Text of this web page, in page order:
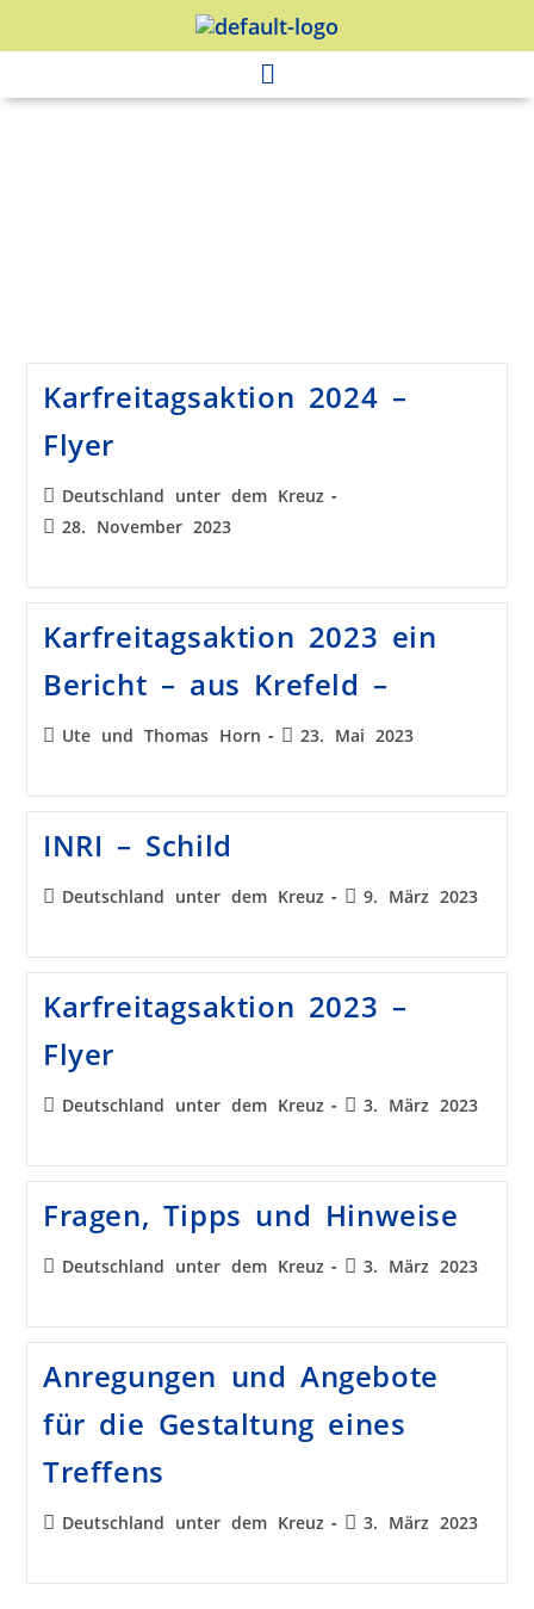
Karfreitagsaktion 2024 –
Flyer
Deutschland unter dem Kreuz
28. November 2023
Karfreitagsaktion 2023 ein
Bericht – aus Krefeld –
Ute und Thomas Horn 23. Mai 2023
INRI – Schild
Deutschland unter dem Kreuz 9. März 2023
Karfreitagsaktion 2023 –
Flyer
Deutschland unter dem Kreuz 3. März 2023
Fragen, Tipps und Hinweise
Deutschland unter dem Kreuz 3. März 2023
Anregungen und Angebote
für die Gestaltung eines
Treffens
Deutschland unter dem Kreuz 3. März 2023